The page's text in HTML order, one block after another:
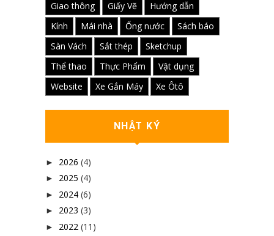
Giao thông Giấy Vẽ
Hướng dẫn
Kính
Mái nhà Ống nước
Sách báo
Sàn Vách
Sắt thép
Sketchup
Thể thao
Thực Phẩm
Vật dụng
Website
Xe Gắn Máy Xe Ôtô
NHẬT KÝ
► 2026 (4)
► 2025 (4)
► 2024 (6)
► 2023 (3)
► 2022 (11)